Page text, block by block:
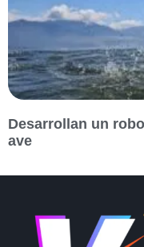
Desarrollan un
ave